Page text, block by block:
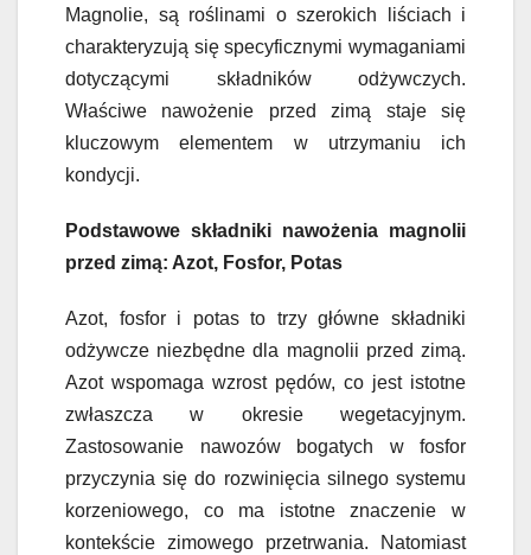
Magnolie, są roślinami o szerokich liściach i
charakteryzują się specyficznymi wymaganiami
dotyczącymi składników odżywczych.
Właściwe nawożenie przed zimą staje się
kluczowym elementem w utrzymaniu ich
kondycji.
Podstawowe składniki nawożenia magnolii
przed zimą: Azot, Fosfor, Potas
Azot, fosfor i potas to trzy główne składniki
odżywcze niezbędne dla magnolii przed zimą.
Azot wspomaga wzrost pędów, co jest istotne
zwłaszcza w okresie wegetacyjnym.
Zastosowanie nawozów bogatych w fosfor
przyczynia się do rozwinięcia silnego systemu
korzeniowego, co ma istotne znaczenie w
kontekście zimowego przetrwania. Natomiast